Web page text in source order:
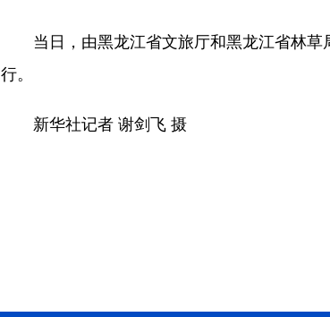
当日，由黑龙江省文旅厅和黑龙江省林草局
行。
新华社记者 谢剑飞 摄